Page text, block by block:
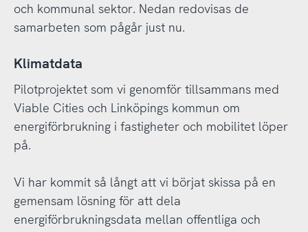
och kommunal sektor. Nedan redovisas de
samarbeten som pågår just nu.
Klimatdata
Pilotprojektet som vi genomför tillsammans med
Viable Cities och Linköpings kommun om
energiförbrukning i fastigheter och mobilitet löper
på.
Vi har kommit så långt att vi börjat skissa på en
gemensam lösning för att dela
energiförbrukningsdata mellan offentliga och